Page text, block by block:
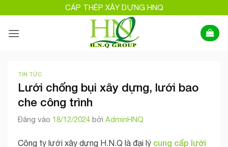
qua
nội
CÁP THÉP XÂY DỰNG HNQ
TIN TỨC
Lưới chống bụi xây dựng, lưới bao
che công trình
Đăng vào 18/12/2024 bởi AdminHNQ
Công ty lưới xây dựng H.N.Q là đại lý cung cấp lưới